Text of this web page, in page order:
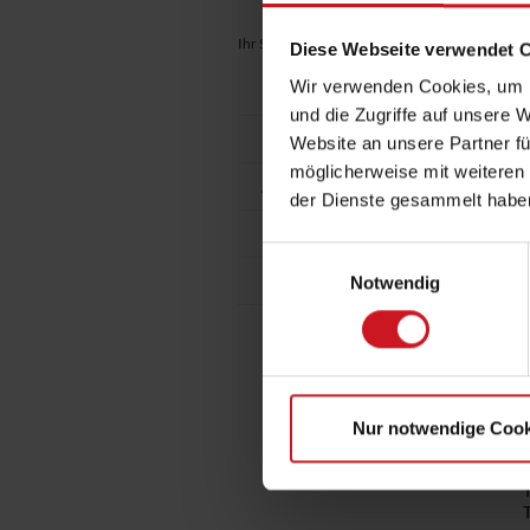
Diese Webseite verwendet
Wir verwenden Cookies,
und die Zugriffe auf unsere
Website an unsere Partner
möglicherweise mit
der Dienste gesammelt
Notwendig
Nur notwendige
Ihr Standort: Fachlexikon / Publikationen|
Fachlexikon: Alphabetisch
Fachlexikon als App
Andere Publikationen